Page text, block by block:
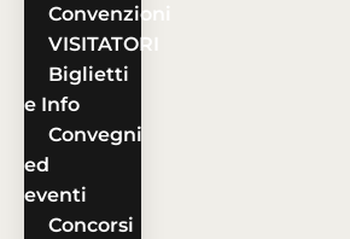
Convenzioni
VISITATORI
Biglietti
e Info
Convegni
ed
eventi
Concorsi